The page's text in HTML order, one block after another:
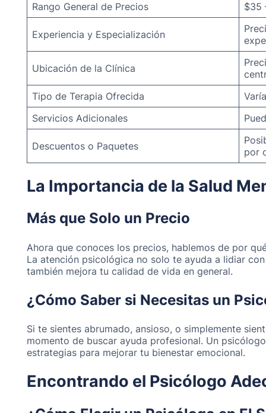
Rango General de Precios
$35
Experiencia y Especialización
Ubicación de la Clínica
Tipo de Terapia Ofrecida
Servicios Adicionales
Descuentos o Paquetes
por
La Importancia de la Salud
Más que Solo un Precio
Ahora que conoces los precios, hablemos de por
La atención psicológica no solo te ayuda a lidiar
también mejora tu calidad de vida en general.
¿Cómo Saber si Necesitas un
Si te sientes abrumado, ansioso, o simplemente
momento de buscar ayuda profesional. Un
estrategias para mejorar tu bienestar emocional.
Encontrando el Psicólogo